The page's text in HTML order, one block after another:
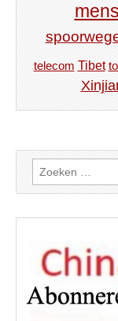
telecom Tibet
Zoeken
naar: